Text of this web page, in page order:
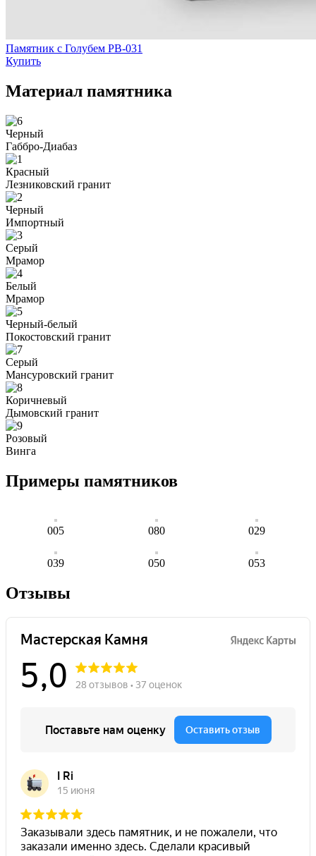
Памятник с Голубем РВ-031
Купить
Материал памятника
Черный
Габбро-Диабаз
Красный
Лезниковский гранит
Черный
Импортный
Серый
Мрамор
Белый
Мрамор
Черный-белый
Покостовский гранит
Серый
Мансуровский гранит
Коричневый
Дымовский гранит
Розовый
Винга
Примеры памятников
005 080 029
039 050 053
Отзывы